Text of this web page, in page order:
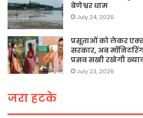
बेणेश्वर धाम
July 24, 2026
प्रसूताओं को लेकर
सरकार, अब
प्रसव सखी रखेगी
July 23, 2026
जरा हटके